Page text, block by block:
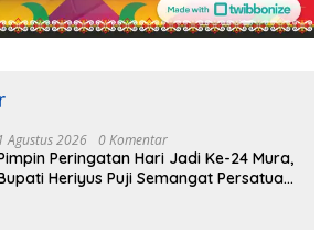
1 Agustus 2026 0 Komentar
Peringatan Hari Jadi Ke-24 Mura,
Heriyus Puji Semangat Persatuan